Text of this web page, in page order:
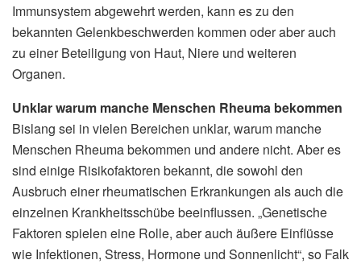
Immunsystem abgewehrt werden, kann es zu den
bekannten Gelenkbeschwerden kommen oder aber auch
zu einer Beteiligung von Haut, Niere und weiteren
Organen.
Unklar warum manche Menschen Rheuma bekommen
Bislang sei in vielen Bereichen unklar, warum manche
Menschen Rheuma bekommen und andere nicht. Aber es
sind einige Risikofaktoren bekannt, die sowohl den
Ausbruch einer rheumatischen Erkrankungen als auch die
einzelnen Krankheitsschübe beeinflussen. „Genetische
Faktoren spielen eine Rolle, aber auch äußere Einflüsse
wie Infektionen, Stress, Hormone und Sonnenlicht“, so Falk